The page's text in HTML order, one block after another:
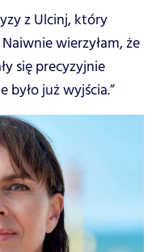
z Ulcinj, który
wierzyłam, że
się precyzyjnie
było już wyjścia.”